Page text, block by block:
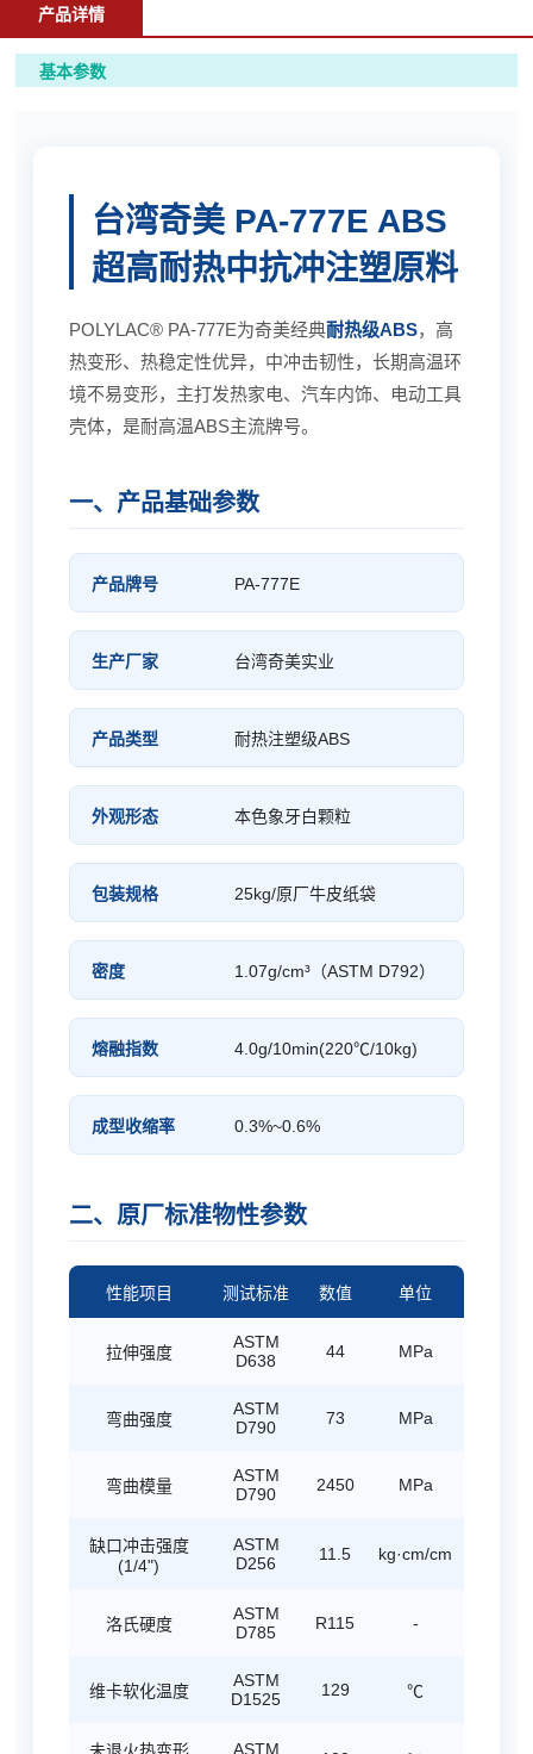
产品详情
基本参数
台湾奇美 PA-777E ABS
超高耐热中抗冲注塑原料
POLYLAC® PA-777E为奇美经典耐热级ABS，高
热变形、热稳定性优异，中冲击韧性，长期高温环
境不易变形，主打发热家电、汽车内饰、电动工具
壳体，是耐高温ABS主流牌号。
一、产品基础参数
产品牌号 PA-777E
生产厂家 台湾奇美实业
产品类型 耐热注塑级ABS
外观形态 本色象牙白颗粒
包装规格 25kg/原厂牛皮纸袋
密度 1.07g/cm³（ASTM D792）
熔融指数 4.0g/10min(220℃/10kg)
成型收缩率 0.3%~0.6%
二、原厂标准物性参数
性能项目 测试标准 数值 单位
拉伸强度
ASTM
D638
44 MPa
弯曲强度
ASTM
D790
73 MPa
弯曲模量
ASTM
D790
2450 MPa
缺口冲击强度
(1/4")
ASTM
D256
11.5 kg·cm/cm
洛氏硬度
ASTM
D785
R115 -
维卡软化温度
ASTM
D1525
129 ℃
ASTM